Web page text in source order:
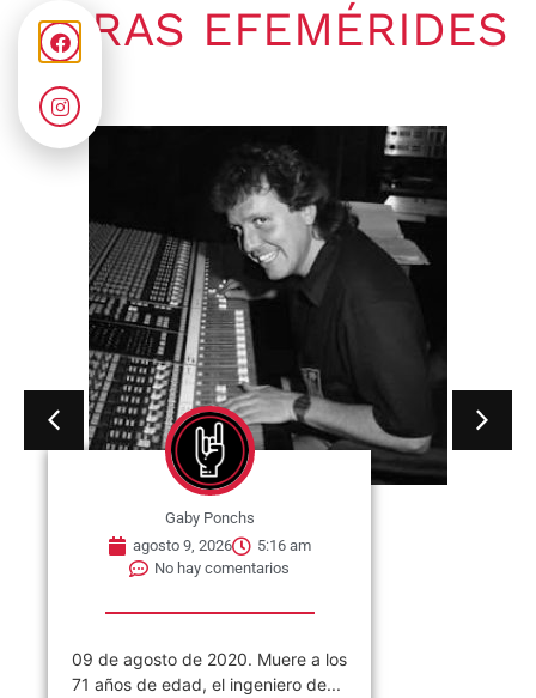
OTRAS EFEMÉRIDES
Gaby Ponchs
agosto 9, 2026
5:09 am
No hay comentarios
09 de agosto de 1995. Muere
Jerry García en Lagunitas-Forest
Knolls, California, Estados Unidos.
Fue...